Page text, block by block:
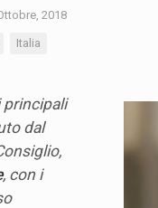
2018
Italia
principali
dal
, con i